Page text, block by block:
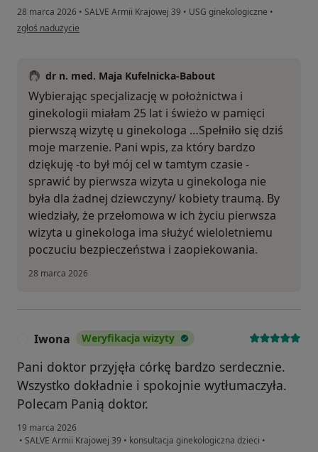
28 marca 2026 • SALVE Armii Krajowej 39 • USG ginekologiczne •
w opinii użytkownika JD
zgłoś nadużycie
dr n. med. Maja Kufelnicka-Babout
Wybierając specjalizację w położnictwa i
ginekologii miałam 25 lat i świeżo w pamięci
pierwszą wizytę u ginekologa …Spełniło się dziś
moje marzenie. Pani wpis, za który bardzo
dziękuję -to był mój cel w tamtym czasie -
sprawić by pierwsza wizyta u ginekologa nie
była dla żadnej dziewczyny/ kobiety traumą. By
wiedziały, że przełomowa w ich życiu pierwsza
wizyta u ginekologa ima służyć wieloletniemu
poczuciu bezpieczeństwa i zaopiekowania.
28 marca 2026
Iwona Weryfikacja wizyty
Pani doktor przyjęła córkę bardzo serdecznie.
Wszystko dokładnie i spokojnie wytłumaczyła.
Polecam Panią doktor.
19 marca 2026
• SALVE Armii Krajowej 39 • konsultacja ginekologiczna dzieci •